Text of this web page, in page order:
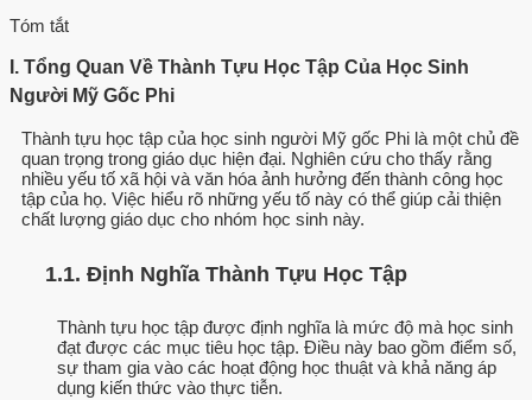
Tóm tắt
I. Tổng Quan Về Thành Tựu Học Tập Của Học Sinh
Người Mỹ Gốc Phi
Thành tựu học tập của học sinh người Mỹ gốc Phi là một chủ đề
quan trọng trong giáo dục hiện đại. Nghiên cứu cho thấy rằng
nhiều yếu tố xã hội và văn hóa ảnh hưởng đến thành công học
tập của họ. Việc hiểu rõ những yếu tố này có thể giúp cải thiện
chất lượng giáo dục cho nhóm học sinh này.
1.1. Định Nghĩa Thành Tựu Học Tập
Thành tựu học tập được định nghĩa là mức độ mà học sinh
đạt được các mục tiêu học tập. Điều này bao gồm điểm số,
sự tham gia vào các hoạt động học thuật và khả năng áp
dụng kiến thức vào thực tiễn.